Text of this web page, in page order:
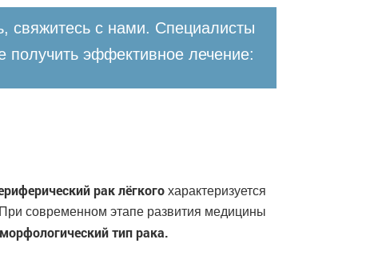
с нами. Специалисты
получить эффективное лечение:
рак лёгкого характеризуется
современном этапе развития медицины
морфологический тип рака.